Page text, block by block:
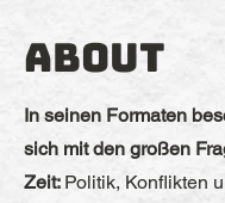
About
In seinen Formaten
sich mit den großen
Zeit: Politik, Konflikten